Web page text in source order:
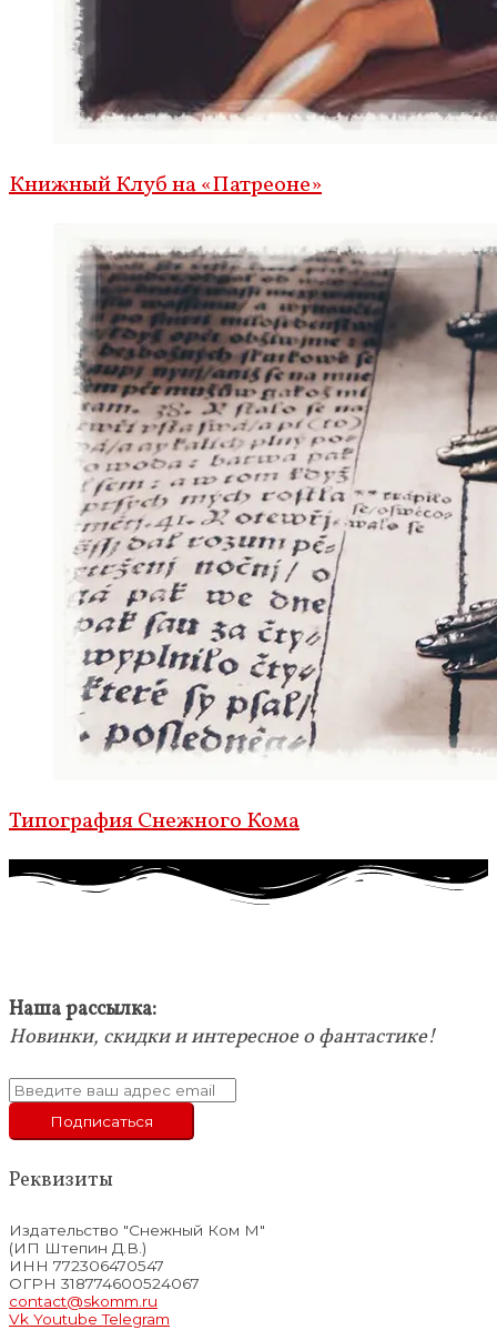
Книжный Клуб на «Патреоне»
Типография Снежного Кома
Наша рассылка:
Новинки, скидки и интересное о фантастике!
Реквизиты
Издательство "Снежный Ком М"
(ИП Штепин Д.В.)
ИНН 772306470547
ОГРН 318774600524067
contact@skomm.ru
Vk Youtube Telegram